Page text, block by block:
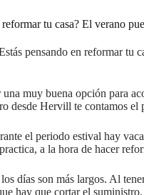
reformar tu casa? El verano
pensando en reformar tu
muy buena opción para
desde Hervill te contamos el
el periodo estival hay
a la hora de hacer
días son más largos. Al
hay que cortar el suministro.